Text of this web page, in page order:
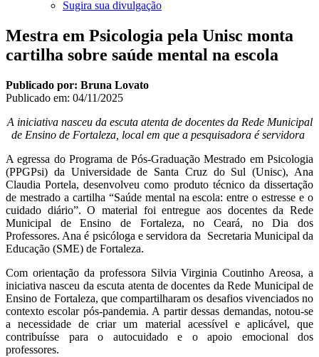
Sugira sua divulgação
Mestra em Psicologia pela Unisc monta
cartilha sobre saúde mental na escola
Publicado por: Bruna Lovato
Publicado em: 04/11/2025
A iniciativa nasceu da escuta atenta de docentes da Rede Municipal
de Ensino de Fortaleza, local em que a pesquisadora é servidora
A egressa do Programa de Pós-Graduação Mestrado em Psicologia
(PPGPsi) da Universidade de Santa Cruz do Sul (Unisc), Ana
Claudia Portela, desenvolveu como produto técnico da dissertação
de mestrado a cartilha “Saúde mental na escola: entre o estresse e o
cuidado diário”. O material foi entregue aos docentes da Rede
Municipal de Ensino de Fortaleza, no Ceará, no Dia dos
Professores. Ana é psicóloga e servidora da Secretaria Municipal da
Educação (SME) de Fortaleza.
Com orientação da professora Silvia Virginia Coutinho Areosa, a
iniciativa nasceu da escuta atenta de docentes da Rede Municipal de
Ensino de Fortaleza, que compartilharam os desafios vivenciados no
contexto escolar pós-pandemia. A partir dessas demandas, notou-se
a necessidade de criar um material acessível e aplicável, que
contribuísse para o autocuidado e o apoio emocional dos
professores.